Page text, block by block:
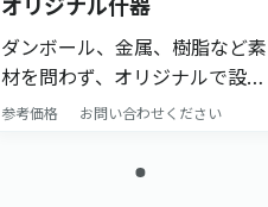
オリジナル什器
ダンボール、金属、樹脂など素
材を問わず、オリジナルで設
計・製作可能です。 小ロットで
気軽にお問合せください。 ＜一
参考価格 お問い合わせください